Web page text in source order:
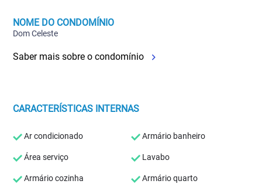
NOME DO CONDOMÍNIO
Dom Celeste
Saber mais sobre o condomínio
CARACTERÍSTICAS INTERNAS
Ar condicionado Armário banheiro
Área serviço Lavabo
Armário cozinha Armário quarto